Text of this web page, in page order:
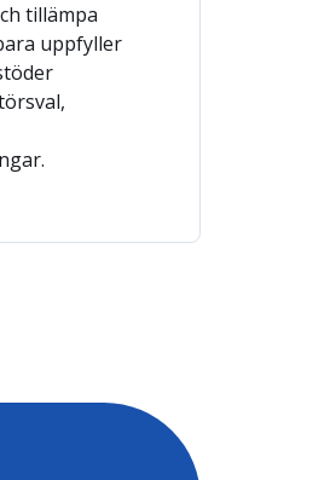
tillämpa
uppfyller